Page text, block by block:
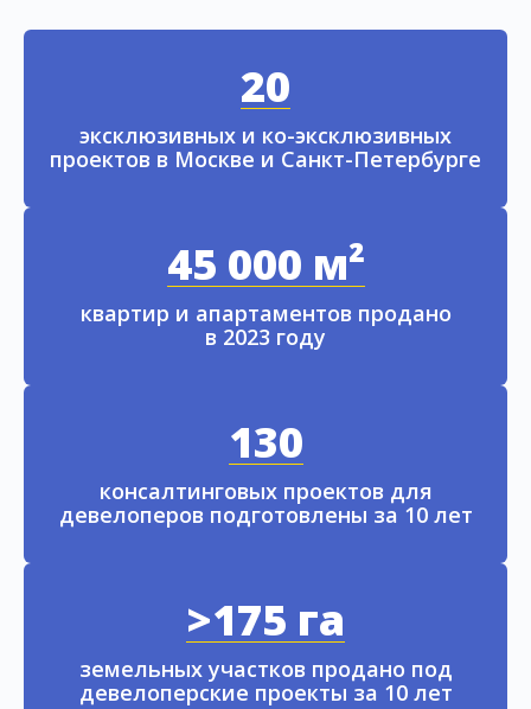
20
эксклюзивных и ко-эксклюзивных
проектов в Москве и Санкт-Петербурге
45 000 м²
квартир и апартаментов продано
в 2023 году
130
консалтинговых проектов для
девелоперов подготовлены за 10 лет
>175 га
земельных участков продано под
девелоперские проекты за 10 лет